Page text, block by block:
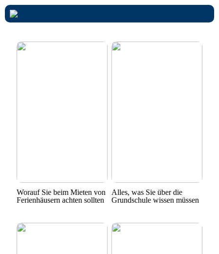
Worauf Sie beim Mieten von
Ferienhäusern achten sollten
Alles, was Sie über die
Grundschule wissen müssen